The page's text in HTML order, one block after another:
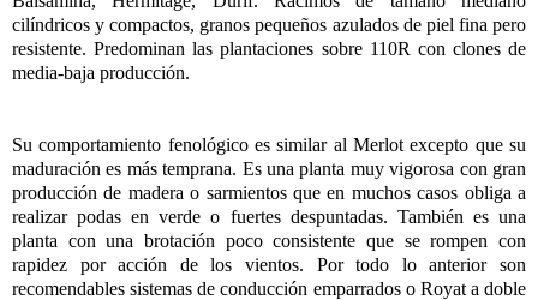
cilíndricos y compactos, granos pequeños azulados de piel fina pero
resistente. Predominan las plantaciones sobre 110R con clones de
media-baja producción.
Su comportamiento fenológico es similar al Merlot excepto que su
maduración es más temprana. Es una planta muy vigorosa con gran
producción de madera o sarmientos que en muchos casos obliga a
realizar podas en verde o fuertes despuntadas. También es una
planta con una brotación poco consistente que se rompen con
rapidez por acción de los vientos. Por todo lo anterior son
recomendables sistemas de conducción emparrados o Royat a doble